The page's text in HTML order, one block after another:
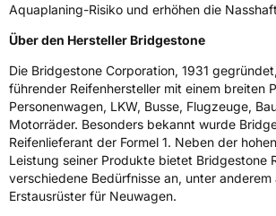
Aquaplaning-Risiko und erhöhen die
Über den Hersteller Bridgestone
Die Bridgestone Corporation, 1931
führender Reifenhersteller mit einem breiten
Personenwagen, LKW, Busse, Flugzeuge,
Motorräder. Besonders bekannt wurde
Reifenlieferant der Formel 1. Neben der
Leistung seiner Produkte bietet Bridgestone
verschiedene Bedürfnisse an, unter anderem
Erstausrüster für Neuwagen.